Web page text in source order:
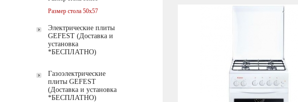
Размер стола 50х57
Электрические плиты
GEFEST (Доставка и
установка
*БЕСПЛАТНО)
Газоэлектрические
плиты GEFEST
(Доставка и установка
*БЕСПЛАТНО)